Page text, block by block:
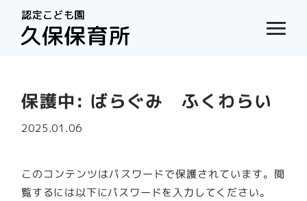
保護中: ばらぐみ ふくわらい
2025.01.06
このコンテンツはパスワードで保護されています。閲
覧するには以下にパスワードを入力してください。